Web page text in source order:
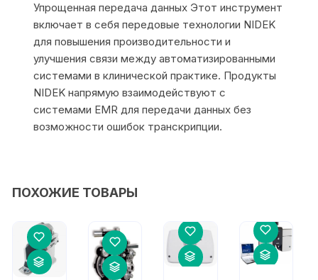
Упрощенная передача данных Этот инструмент
включает в себя передовые технологии NIDEK
для повышения производительности и
улучшения связи между автоматизированными
системами в клинической практике. Продукты
NIDEK напрямую взаимодействуют с
системами EMR для передачи данных без
возможности ошибок транскрипции.
ПОХОЖИЕ ТОВАРЫ